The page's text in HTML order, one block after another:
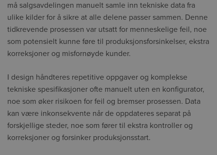
må salgsavdelingen manuelt samle inn tekniske data fra
ulike kilder for å sikre at alle delene passer sammen. Denne
tidkrevende prosessen var utsatt for menneskelige feil, noe
som potensielt kunne føre til produksjonsforsinkelser, ekstra
korreksjoner og misfornøyde kunder.
I design håndteres repetitive oppgaver og komplekse
tekniske spesifikasjoner ofte manuelt uten en konfigurator,
noe som øker risikoen for feil og bremser prosessen. Data
kan være inkonsekvente når de oppdateres separat på
forskjellige steder, noe som fører til ekstra kontroller og
korreksjoner og forsinker produksjonsstart.